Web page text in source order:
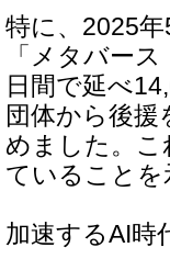
特に、2025
「メタバー
日間で延べ
団体から後
めました。
ていること
加速するAI時